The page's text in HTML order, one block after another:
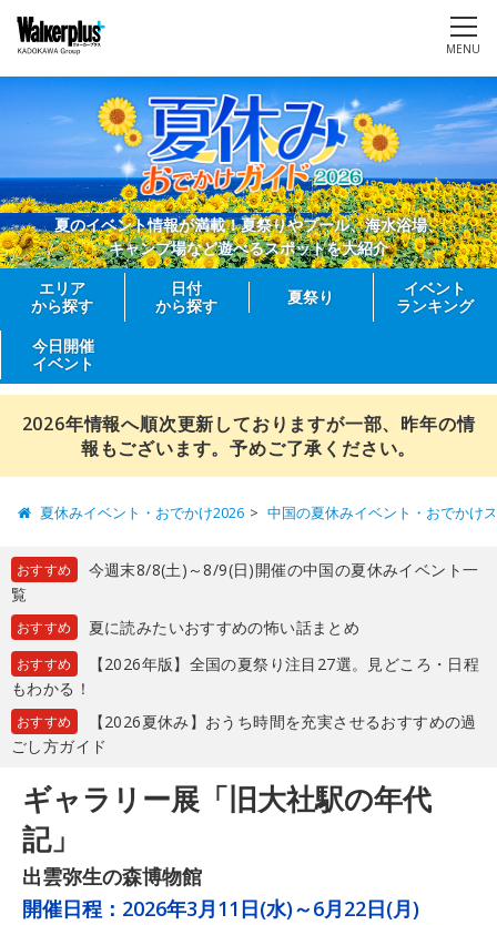
MENU
夏のイベント情報が満載！夏祭りやプール、海水浴場、
キャンプ場など遊べるスポットを大紹介
エリア
から探す
日付
から探す
夏祭り
イベント
ランキング
今日開催
イベント
2026年情報へ順次更新しておりますが一部、昨年の情
報もございます。予めご了承ください。
夏休みイベント・おでかけ2026 中国の夏休みイベント・おでかけ
おすすめ
今週末8/8(土)～8/9(日)開催の中国の夏休みイベント一
覧
おすすめ 夏に読みたいおすすめの怖い話まとめ
おすすめ
【2026年版】全国の夏祭り注目27選。見どころ・日程
もわかる！
おすすめ
【2026夏休み】おうち時間を充実させるおすすめの過
ごし方ガイド
ギャラリー展「旧大社駅の年代
記」
出雲弥生の森博物館
開催日程： 2026年3月11日(水)～6月22日(月)